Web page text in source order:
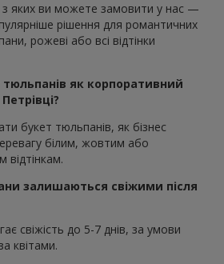
яких ви можете замовити у нас —
рішення для романтичних
рожеві або всі відтінки
як корпоративний
букет тюльпанів, як бізнес
білим, жовтим або
залишаються свіжими після
свіжість до 5-7 днів, за умови
квітами.